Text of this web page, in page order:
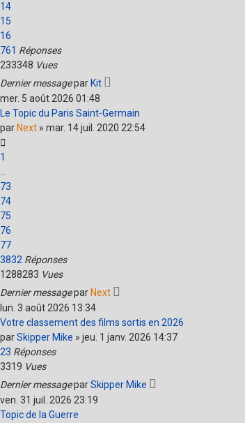
14
15
16
761 Réponses
233348 Vues
Dernier messagepar Kit
mer. 5 août 2026 01:48
Le Topic du Paris Saint-Germain
par Next » mar. 14 juil. 2020 22:54
1
73
74
75
76
77
3832 Réponses
1288283 Vues
Dernier messagepar Next
lun. 3 août 2026 13:34
Votre classement des films sortis en 2026
parSkipper Mike » jeu. 1 janv. 2026 14:37
23 Réponses
3319 Vues
Dernier messageparSkipper Mike
ven. 31 juil. 2026 23:19
Topic de la Guerre